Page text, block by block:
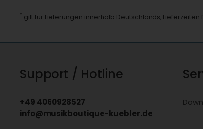
* gilt für Lieferungen innerhalb Deutschlands,
Support / Hotline
+49 4060928527
info@musikboutique-kuebler.de